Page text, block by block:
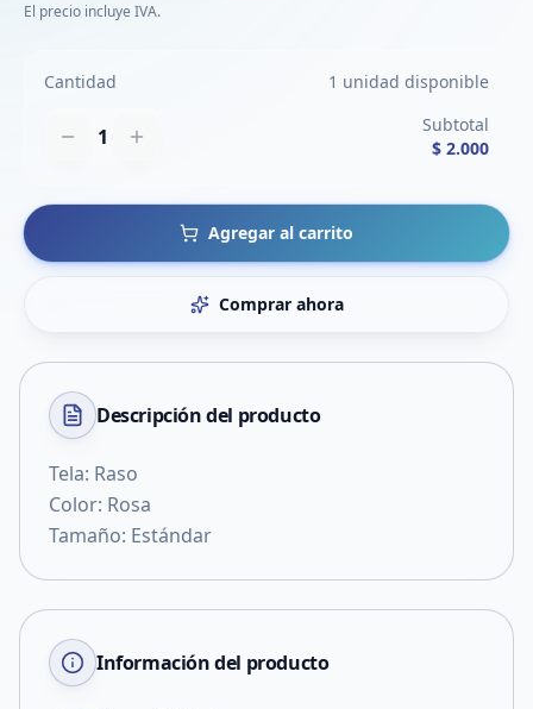
El precio incluye IVA.
Cantidad 1 unidad disponible
1
Subtotal
$ 2.000
Agregar al carrito
Comprar ahora
Descripción del producto
Tela: Raso
Color: Rosa
Tamaño: Estándar
Información del producto